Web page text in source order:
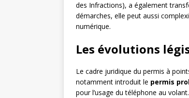
des Infractions), a également
démarches, elle peut aussi
numérique.
Les évolutions
Le cadre juridique du permis à
notamment introduit le permis
pour l’usage du téléphone au